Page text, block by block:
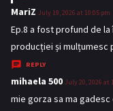
MariZ s
a
y
s
:
July 19, 2026 at 10:05 pm
Ep.8 a fost profund de
producției și mulțumesc
REPLY
mihaela 500s
a
July 20, 2026 at
mie gorza sa ma